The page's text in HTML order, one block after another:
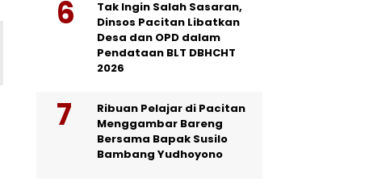
Tak Ingin Salah Sasaran,
Dinsos Pacitan Libatkan
Desa dan OPD dalam
Pendataan BLT DBHCHT
2026
Ribuan Pelajar di Pacitan
Menggambar Bareng
Bersama Bapak Susilo
Bambang Yudhoyono